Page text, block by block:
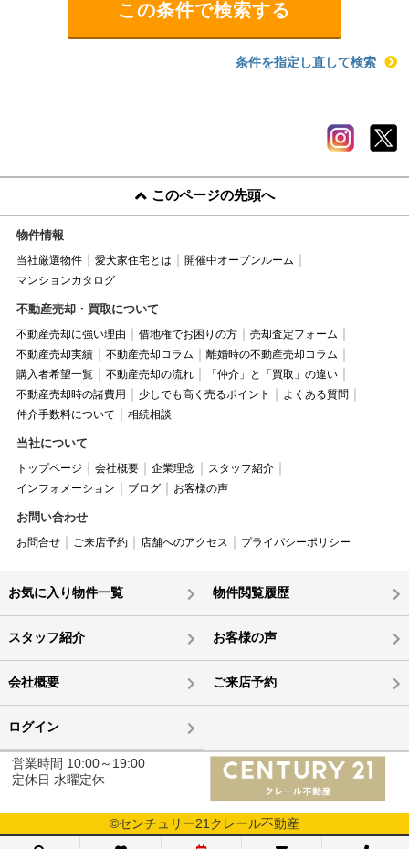
条件を指定し直して検索
このページの先頭へ
物件情報
当社厳選物件 愛犬家住宅とは
開催中オープンルーム
マンションカタログ
不動産売却・買取について
不動産売却に強い理由 借地権でお困りの方
売却査定フォーム
不動産売却実績
不動産売却コラム
離婚時の不動産売却コラム
購入者希望一覧
不動産売却の流れ
「仲介」と「買取」の違い
不動産売却時の諸費用
少しでも高く売るポイント
よくある質問
仲介手数料について
相続相談
当社について
トップページ 会社概要 企業理念
スタッフ紹介
インフォメーション
ブログ お客様の声
お問い合わせ
お問合せ ご来店予約 店舗へのアクセス プライバシーポリシー
お気に入り物件一覧 物件閲覧履歴
スタッフ紹介 お客様の声
会社概要 ご来店予約
ログイン
営業時間 10:00～19:00
定休日 水曜定休
©センチュリー21クレール不動産